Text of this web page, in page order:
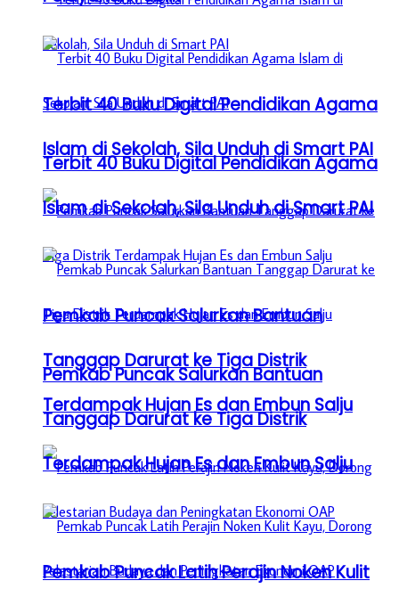
Terbit 40 Buku Digital Pendidikan Agama
Islam di Sekolah, Sila Unduh di Smart PAI
Pemkab Puncak Salurkan Bantuan
Tanggap Darurat ke Tiga Distrik
Terdampak Hujan Es dan Embun Salju
Pemkab Puncak Latih Perajin Noken Kulit
Terbit 40 Buku Digital Pendidikan Agama
Islam di Sekolah, Sila Unduh di Smart PAI
Pemkab Puncak Salurkan Bantuan
Tanggap Darurat ke Tiga Distrik
Terdampak Hujan Es dan Embun Salju